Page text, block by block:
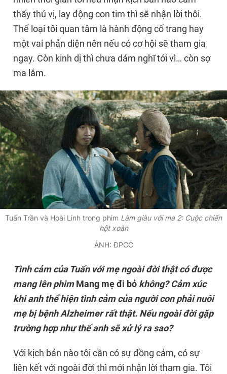
thấy thú vị, lay động con tim thì sẽ nhận lời thôi.
Thể loại tôi quan tâm là hành động cổ trang hay
một vai phản diện nên nếu có cơ hội sẽ tham gia
ngay. Còn kinh dị thì chưa dám nghĩ tới vì… còn sợ
ma lắm.
Tuấn Trần và Hoài Linh trong phim Làm giàu với ma 2: Cuộc chiến
hột xoàn
ẢNH: ĐPCC
Tình cảm của Tuấn với mẹ ngoài đời thật có được
mang lên phimMang mẹ đi bỏ không? Cảm xúc
khi anh thể hiện tình cảm của người con phải nuôi
mẹ bị bệnh Alzheimer rất thật. Nếu ngoài đời gặp
trường hợp như thế anh sẽ xử lý ra sao?
Với kịch bản nào tôi cần có sự đồng cảm, có sự
liên kết với ngoài đời thì mới nhận lời tham gia. Tôi